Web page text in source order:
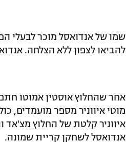
שמו של אנדואסל מוכר לבעלי
להביאו לצפון ללא הצלחה.
אחר שהחלוץ אוסטין אמוטו חתם
מוטי איווניר מספר מועמדים,
איווניר קלטת של החלוץ מצ'אד
אנדואסל לשחקן קריית שמונה.